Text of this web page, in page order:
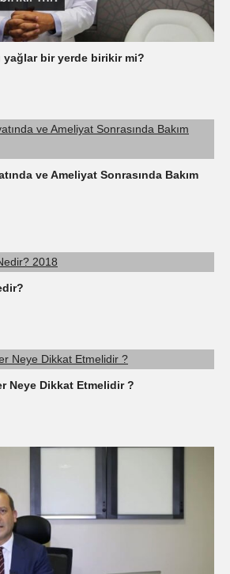
bir yerde birikir mi?
ve Ameliyat Sonrasında Bakım
Neye Dikkat Etmelidir ?